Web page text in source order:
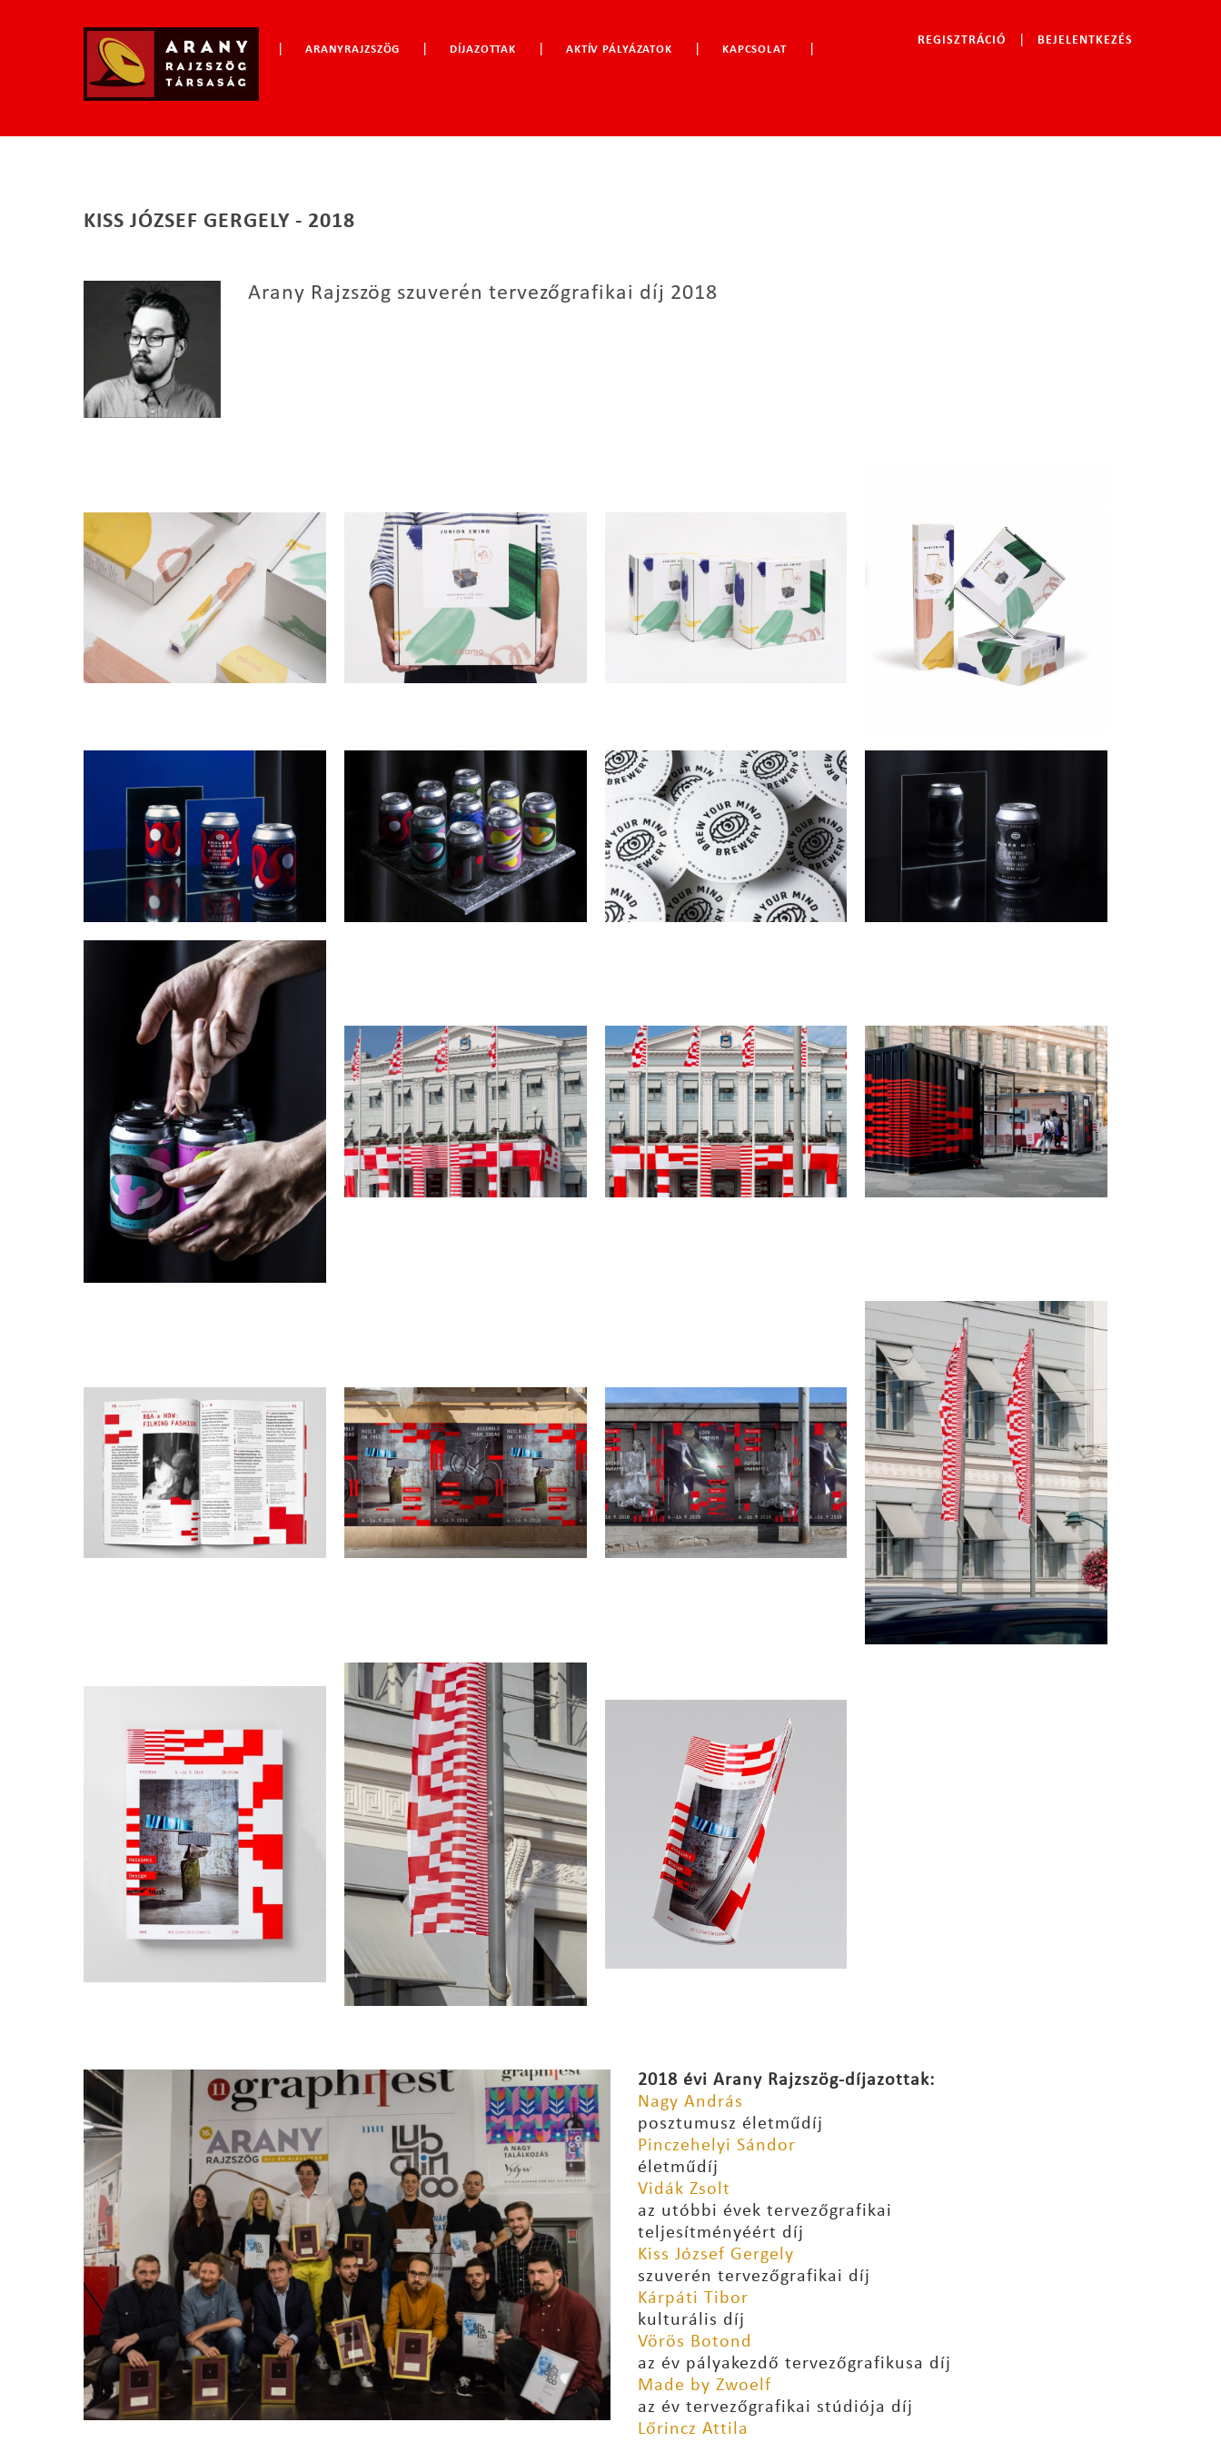
REGISZTRÁCIÓ BEJELENTKEZÉS
ARANYRAJZSZÖG DÍJAZOTTAK AKTÍV PÁLYÁZATOK KAPCSOLAT
KISS JÓZSEF GERGELY - 2018
Arany Rajzszög szuverén tervezőgrafikai díj 2018
2018 évi Arany Rajzszög-díjazottak:
Nagy András
posztumusz életműdíj
Pinczehelyi Sándor
életműdíj
Vidák Zsolt
az utóbbi évek tervezőgrafikai
teljesítményéért díj
Kiss József Gergely
szuverén tervezőgrafikai díj
Kárpáti Tibor
kulturális díj
Vörös Botond
az év pályakezdő tervezőgrafikusa díj
Made by Zwoelf
az év tervezőgrafikai stúdiója díj
Lőrincz Attila